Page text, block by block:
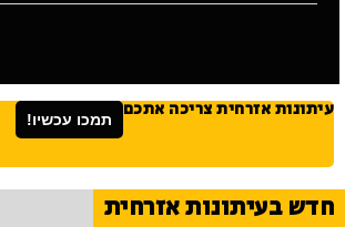
עיתונות אזרחית צריכה אתכם תמכו עכשיו!
חדש בעיתונות אזרחית